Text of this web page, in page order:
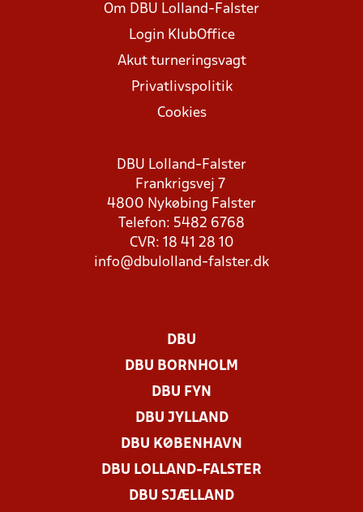
Om DBU Lolland-Falster
Login KlubOffice
Akut turneringsvagt
Privatlivspolitik
Cookies
DBU Lolland-Falster
Frankrigsvej 7
4800 Nykøbing Falster
Telefon: 5482 6768
CVR: 18 41 28 10
info@dbulolland-falster.dk
DBU
DBU BORNHOLM
DBU FYN
DBU JYLLAND
DBU KØBENHAVN
DBU LOLLAND-FALSTER
DBU SJÆLLAND